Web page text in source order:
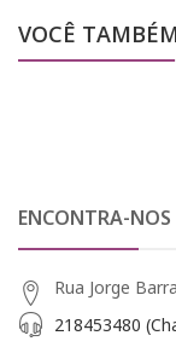
VOCÊ
ENCONTRA-NOS
Rua Jorge
218453480